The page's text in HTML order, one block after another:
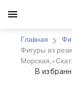
Главная
Фигуры из
В